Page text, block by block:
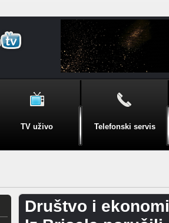
TV uživo Telefonski servis
Društvo i